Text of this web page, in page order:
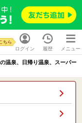
ログイン
ちら
履歴 メニュー
温泉、日帰り温泉、スーパー